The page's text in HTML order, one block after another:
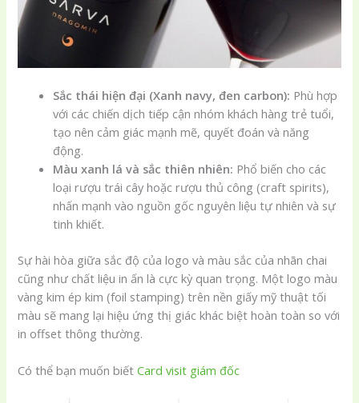
Sắc thái hiện đại (Xanh navy, đen carbon): Phù hợp
với các chiến dịch tiếp cận nhóm khách hàng trẻ tuổi,
tạo nên cảm giác mạnh mẽ, quyết đoán và năng
động.
Màu xanh lá và sắc thiên nhiên: Phổ biến cho các
loại rượu trái cây hoặc rượu thủ công (craft spirits),
nhấn mạnh vào nguồn gốc nguyên liệu tự nhiên và sự
tinh khiết.
Sự hài hòa giữa sắc độ của logo và màu sắc của nhãn chai
cũng như chất liệu in ấn là cực kỳ quan trọng. Một logo màu
vàng kim ép kim (foil stamping) trên nền giấy mỹ thuật tối
màu sẽ mang lại hiệu ứng thị giác khác biệt hoàn toàn so với
in offset thông thường.
Có thể bạn muốn biếtCard visit giám đốc